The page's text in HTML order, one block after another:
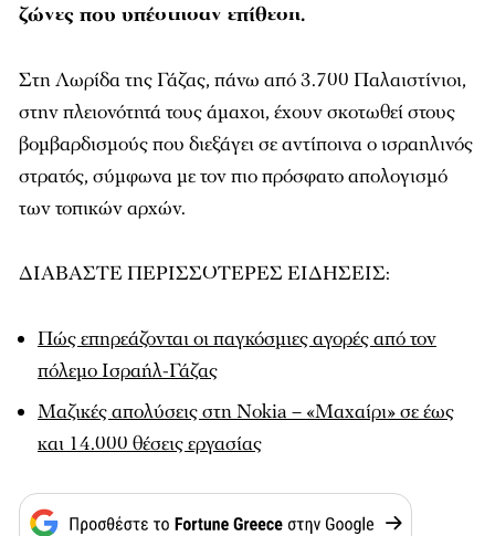
ζώνες που υπέστησαν επίθεση.
Στη Λωρίδα της Γάζας, πάνω από 3.700 Παλαιστίνιοι,
στην πλειονότητά τους άμαχοι, έχουν σκοτωθεί στους
βομβαρδισμούς που διεξάγει σε αντίποινα ο ισραηλινός
στρατός, σύμφωνα με τον πιο πρόσφατο απολογισμό
των τοπικών αρχών.
ΔΙΑΒΑΣΤΕ ΠΕΡΙΣΣΟΤΕΡΕΣ ΕΙΔΗΣΕΙΣ:
Πώς επηρεάζονται οι παγκόσμιες αγορές από τον
πόλεμο Ισραήλ-Γάζας
Μαζικές απολύσεις στη Nokia – «Μαχαίρι» σε έως
και 14.000 θέσεις εργασίας